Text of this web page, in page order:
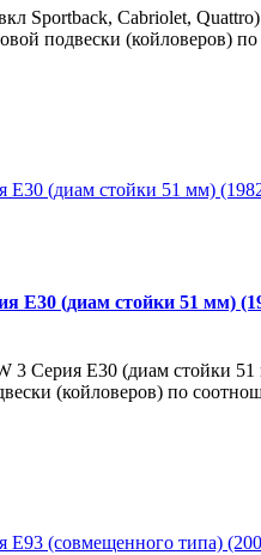
Sportback, Cabriolet,
подвески (койловеров)
(диам стойки 51 мм)
Серия E30 (диам стойки
(койловеров) по